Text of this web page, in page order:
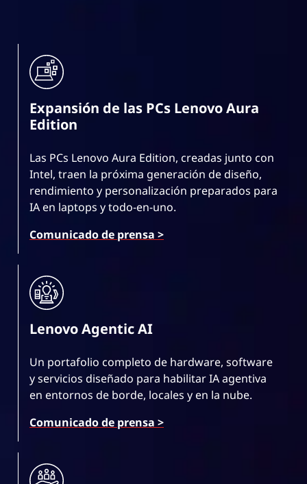
Expansión de las PCs Lenovo Aura
Edition
Las PCs Lenovo Aura Edition, creadas junto con
Intel, traen la próxima generación de diseño,
rendimiento y personalización preparados para
IA en laptops y todo-en-uno.
Comunicado de prensa >
Lenovo Agentic AI
Un portafolio completo de hardware, software
y servicios diseñado para habilitar IA agentiva
en entornos de borde, locales y en la nube.
Comunicado de prensa >